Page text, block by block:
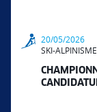
20/05/2026
SKI-ALPINISME